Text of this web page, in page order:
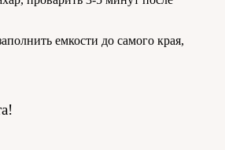
емкости до самого края,